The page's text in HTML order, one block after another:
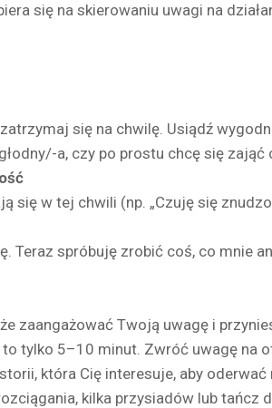
się na skierowaniu uwagi na
się na chwilę. Usiądź
a, czy po prostu chcę się
w tej chwili (np. „Czuję się
Teraz spróbuję zrobić coś, co mnie
zaangażować Twoją uwagę i
tylko 5–10 minut. Zwróć uwagę na
która Cię interesuje, aby
kilka przysiadów lub tańcz